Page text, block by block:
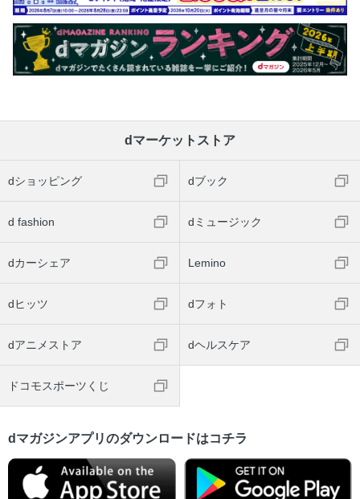
dマーケットストア
dショッピング dブック
d fashion dミュージック
dカーシェア Lemino
dヒッツ dフォト
dアニメストア dヘルスケア
ドコモスポーツくじ
dマガジンアプリのダウンロードはコチラ